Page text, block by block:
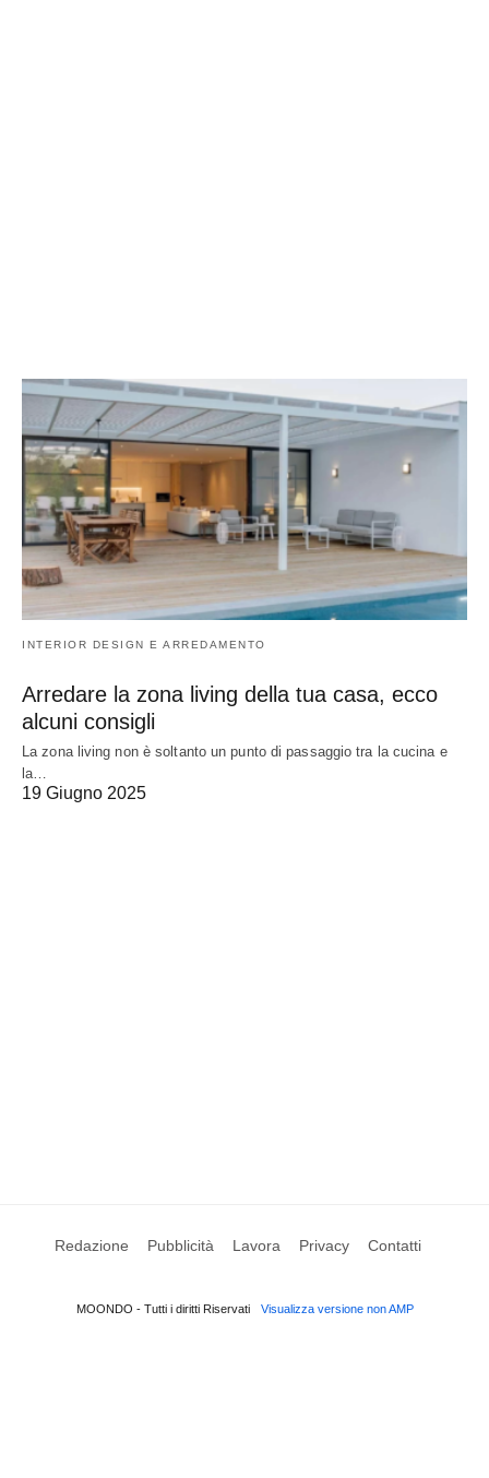
INTERIOR DESIGN E ARREDAMENTO
Arredare la zona living della tua casa, ecco
alcuni consigli
La zona living non è soltanto un punto di passaggio tra la cucina e
la…
19 Giugno 2025
Redazione Pubblicità Lavora Privacy Contatti
MOONDO - Tutti i diritti Riservati Visualizza versione non AMP